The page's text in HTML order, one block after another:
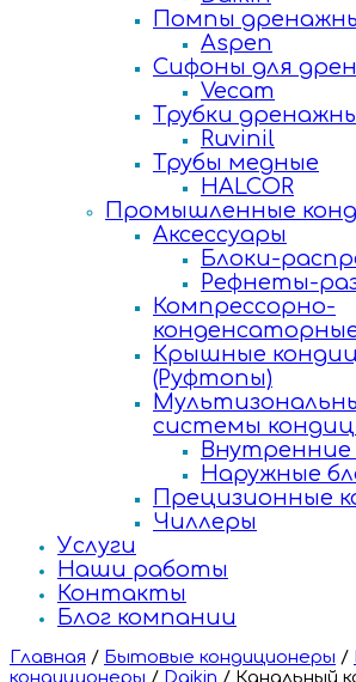
Помпы
Aspen
Сифоны для
Vecam
Трубки
Ruvinil
Трубы медные
HALCOR
Промышленные
Аксессуары
Блоки-
Рефнеты-
Компрессорно-
Крышные
(Руфтопы)
системы
Внутренние
Наружные
Прецизионные
Чиллеры
Услуги
Наши работы
Контакты
Блог компании
Главная / Бытовые кондиционеры /
кондиционеры / Daikin / Канальный